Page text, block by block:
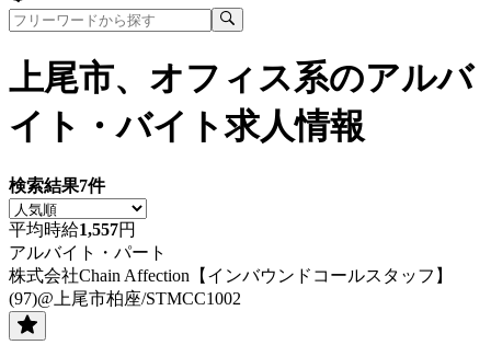
上尾市、オフィス系のアルバ
イト・バイト求人情報
検索結果7件
平均時給1,557円
アルバイト・パート
株式会社Chain Affection【インバウンドコールスタッフ】
(97)@上尾市柏座/STMCC1002